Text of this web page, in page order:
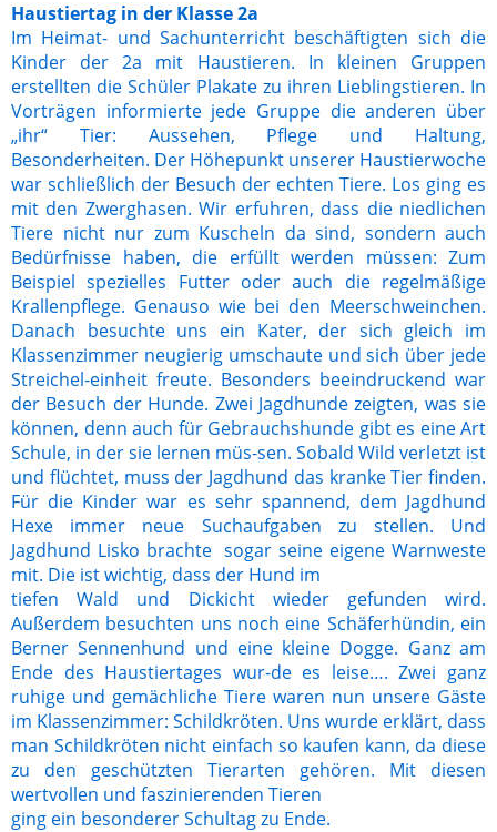
Haustiertag in der Klasse 2a
Im Heimat- und Sachunterricht beschäftigten sich die
Kinder der 2a mit Haustieren. In kleinen Gruppen
erstellten die Schüler Plakate zu ihren Lieblingstieren. In
Vorträgen informierte jede Gruppe die anderen über
„ihr“ Tier: Aussehen, Pflege und Haltung,
Besonderheiten. Der Höhepunkt unserer Haustierwoche
war schließlich der Besuch der echten Tiere. Los ging es
mit den Zwerghasen. Wir erfuhren, dass die niedlichen
Tiere nicht nur zum Kuscheln da sind, sondern auch
Bedürfnisse haben, die erfüllt werden müssen: Zum
Beispiel spezielles Futter oder auch die regelmäßige
Krallenpflege. Genauso wie bei den Meerschweinchen.
Danach besuchte uns ein Kater, der sich gleich im
Klassenzimmer neugierig umschaute und sich über jede
Streichel-einheit freute. Besonders beeindruckend war
der Besuch der Hunde. Zwei Jagdhunde zeigten, was sie
können, denn auch für Gebrauchshunde gibt es eine Art
Schule, in der sie lernen müs-sen. Sobald Wild verletzt ist
und flüchtet, muss der Jagdhund das kranke Tier finden.
Für die Kinder war es sehr spannend, dem Jagdhund
Hexe immer neue Suchaufgaben zu stellen. Und
Jagdhund Lisko brachte sogar seine eigene Warnweste
mit. Die ist wichtig, dass der Hund im
tiefen Wald und Dickicht wieder gefunden wird.
Außerdem besuchten uns noch eine Schäferhündin, ein
Berner Sennenhund und eine kleine Dogge. Ganz am
Ende des Haustiertages wur-de es leise…. Zwei ganz
ruhige und gemächliche Tiere waren nun unsere Gäste
im Klassenzimmer: Schildkröten. Uns wurde erklärt, dass
man Schildkröten nicht einfach so kaufen kann, da diese
zu den geschützten Tierarten gehören. Mit diesen
wertvollen und faszinierenden Tieren
ging ein besonderer Schultag zu Ende.